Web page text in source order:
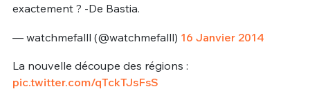
exactement ? -De Bastia.
— watchmefalll (@watchmefalll) 16 Janvier 2014
La nouvelle découpe des régions :
pic.twitter.com/qTckTJsFsS